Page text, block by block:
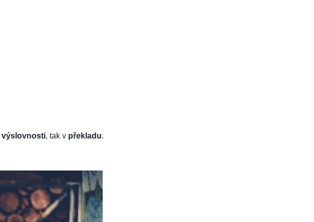
výslovnosti, tak v překladu.